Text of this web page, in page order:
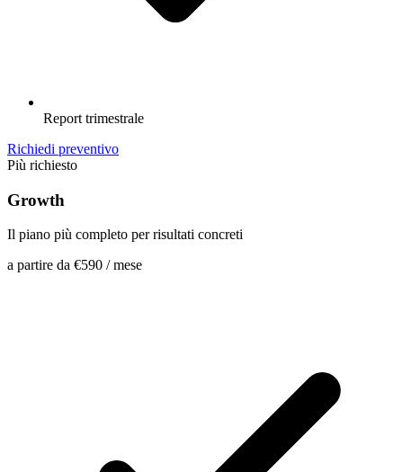
Report trimestrale
Richiedi preventivo
Più richiesto
Growth
Il piano più completo per risultati concreti
a partire da €590 / mese